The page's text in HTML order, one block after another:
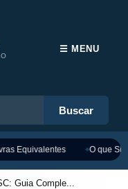
Buscar
☰ MENU
Equivalentes O que
Guia Comple...